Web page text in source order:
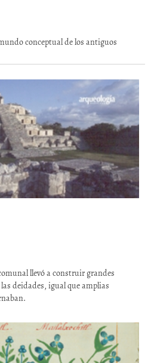
conceptual de los antiguos
llevó a construir grandes
deidades, igual que amplias